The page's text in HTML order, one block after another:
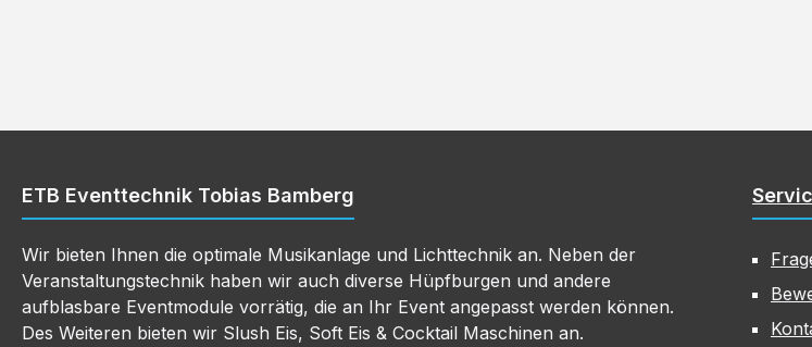
ETB Eventtechnik Tobias Bamberg
Wir bieten Ihnen die optimale Musikanlage und Lichttechnik an. Neben der
Veranstaltungstechnik haben wir auch diverse Hüpfburgen und andere
aufblasbare Eventmodule vorrätig, die an Ihr Event angepasst werden können.
Des Weiteren bieten wir Slush Eis, Soft Eis & Cocktail Maschinen an.